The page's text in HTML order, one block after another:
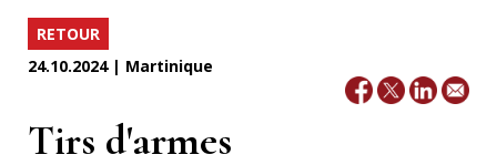
RETOUR
24.10.2024 | Martinique
Tirs d'armes